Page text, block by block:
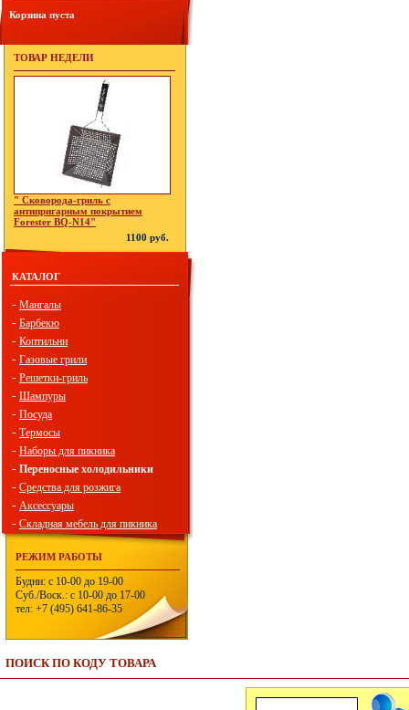
Корзина пуста
ТОВАР НЕДЕЛИ
" Сковорода-гриль с
антипригарным покрытием
Forester BQ-N14"
1100 руб.
КАТАЛОГ
- Мангалы
- Барбекю
- Коптильни
- Газовые грили
- Решетки-гриль
- Шампуры
- Посуда
- Термосы
- Наборы для пикника
- Переносные холодильники
- Средства для розжига
- Аксессуары
- Складная мебель для пикника
РЕЖИМ РАБОТЫ
Будни: с 10-00 до 19-00
Суб./Воск.: с 10-00 до 17-00
тел: +7 (495) 641-86-35
ПОИСК ПО КОДУ ТОВАРА